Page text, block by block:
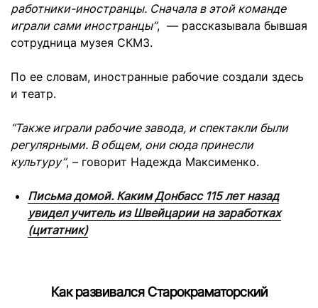
работники-иностранцы. Сначала в этой команде
играли сами иностранцы”, — рассказывала бывшая
сотрудница музея СКМЗ.
По ее словам, иностранные рабочие создали здесь
и театр.
“Также играли рабочие завода, и спектакли были
регулярными. В общем, они сюда принесли
культуру”, – говорит Надежда Максименко.
Письма домой. Каким Донбасс 115 лет назад
увидел учитель из Швейцарии на заработках
(цитатник)
Как развивался Старокраматорский